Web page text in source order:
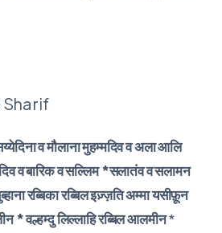
Sharif
व मौलाना मुहम्मदिव व अला आलि
व बारिक व सल्लिम *सलातंव व सलामन
रब्बिका रब्बिल इज़्ज़ति अम्मा यसीफ़ून
वल्हम्दु लिल्लाहि रब्बिल आलमीन*